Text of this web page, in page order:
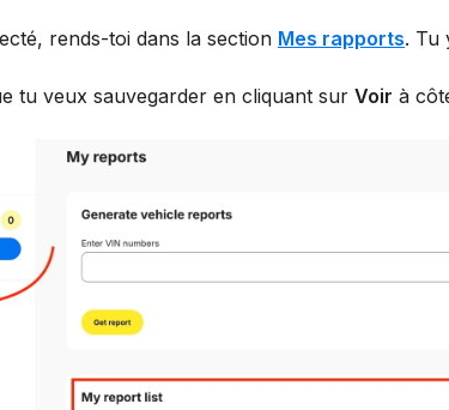
rends-toi dans la section Mes rapports. Tu
tu veux sauvegarder en cliquant sur Voir à